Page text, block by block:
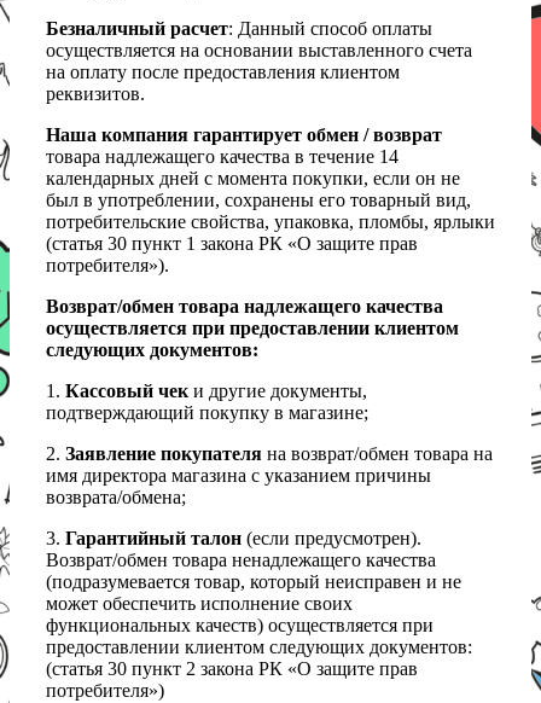
Безналичный расчет: Данный способ оплаты
осуществляется на основании выставленного счета
на оплату после предоставления клиентом
реквизитов.
Наша компания гарантирует обмен / возврат
товара надлежащего качества в течение 14
календарных дней с момента покупки, если он не
был в употреблении, сохранены его товарный вид,
потребительские свойства, упаковка, пломбы, ярлыки
(статья 30 пункт 1 закона РК «О защите прав
потребителя»).
Возврат/обмен товара надлежащего качества
осуществляется при предоставлении клиентом
следующих документов:
1. Кассовый чеки другие документы,
подтверждающий покупку в магазине;
2. Заявление покупателя на возврат/обмен товара на
имя директора магазина с указанием причины
возврата/обмена;
3. Гарантийный талон (если предусмотрен).
Возврат/обмен товара ненадлежащего качества
(подразумевается товар, который неисправен и не
может обеспечить исполнение своих
функциональных качеств) осуществляется при
предоставлении клиентом следующих документов:
(статья 30 пункт 2 закона РК «О защите прав
потребителя»)